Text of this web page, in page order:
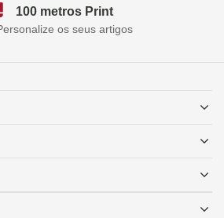
100 metros Print
os seus artigos